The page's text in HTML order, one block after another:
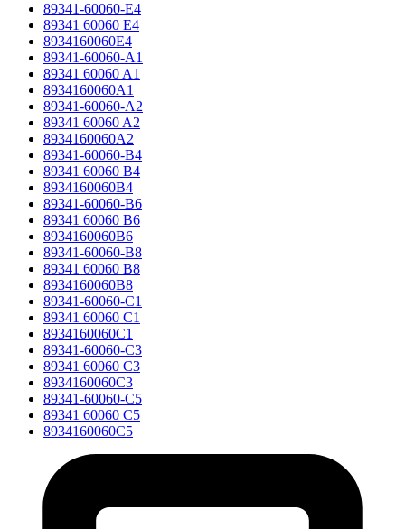
89341-60060-E4
89341 60060 E4
8934160060E4
89341-60060-A1
89341 60060 A1
8934160060A1
89341-60060-A2
89341 60060 A2
8934160060A2
89341-60060-B4
89341 60060 B4
8934160060B4
89341-60060-B6
89341 60060 B6
8934160060B6
89341-60060-B8
89341 60060 B8
8934160060B8
89341-60060-C1
89341 60060 C1
8934160060C1
89341-60060-C3
89341 60060 C3
8934160060C3
89341-60060-C5
89341 60060 C5
8934160060C5